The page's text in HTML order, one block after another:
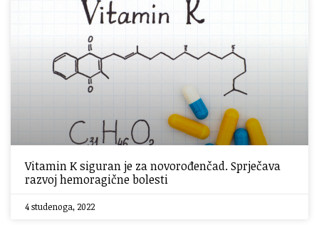
Vitamin K siguran je za novorođenčad. Sprječava
razvoj hemoragične bolesti
4 studenoga, 2022